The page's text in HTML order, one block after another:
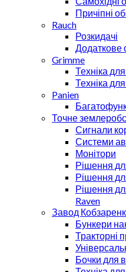
Причіпні
Rauch
Розкидачі
Додаткове
Grimme
Техніка
Техніка
Panien
Точне
Сигнали
Системи
Монітори
Рішення
Рішення
Рішення
Raven
Завод
Бункери
Тракторні
Бочки для